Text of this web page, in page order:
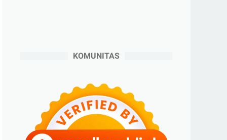
(2)
Maret 2024(2)
►
Februari 2024(6)
►Januari 2024(2)
KOMUNITAS